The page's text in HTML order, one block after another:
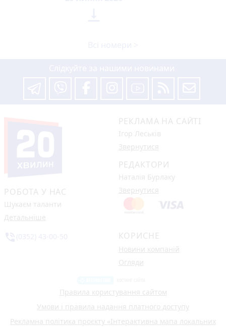
РОБОТА У НАС
Шукаєм таланти
Детальніше
РЕКЛАМА НА САЙТІ
Ігор Леськів
Звернутися
РЕДАКТОРИ
Наталія Бурлаку
Звернутися
КОРИСНЕ
Новини компаній
Огляди
Правила користування сайтом
Умови і правила надання платного доступу
Рекламна політика проєкту «Інтерактивна мапа локальних